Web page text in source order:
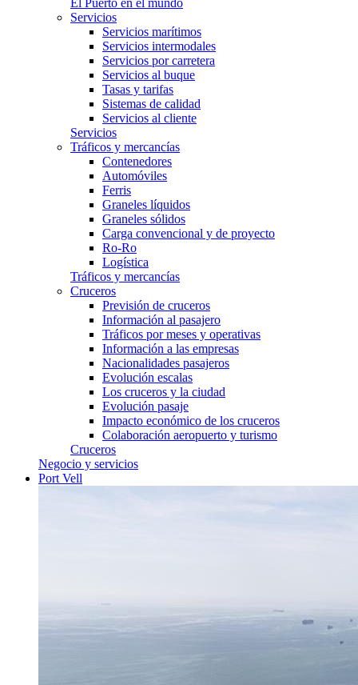
Servicios
Servicios marítimos
Servicios intermodales
Servicios por carretera
Servicios al buque
Tasas y tarifas
Sistemas de calidad
Servicios al cliente
Servicios
Tráficos y mercancías
Contenedores
Automóviles
Ferris
Graneles líquidos
Graneles sólidos
Carga convencional y de proyecto
Ro-Ro
Logística
Tráficos y mercancías
Cruceros
Previsión de cruceros
Información al pasajero
Tráficos por meses y operativas
Información a las empresas
Nacionalidades pasajeros
Evolución escalas
Los cruceros y la ciudad
Evolución pasaje
Impacto económico de los cruceros
Colaboración aeropuerto y turismo
Cruceros
Negocio y servicios
Port Vell